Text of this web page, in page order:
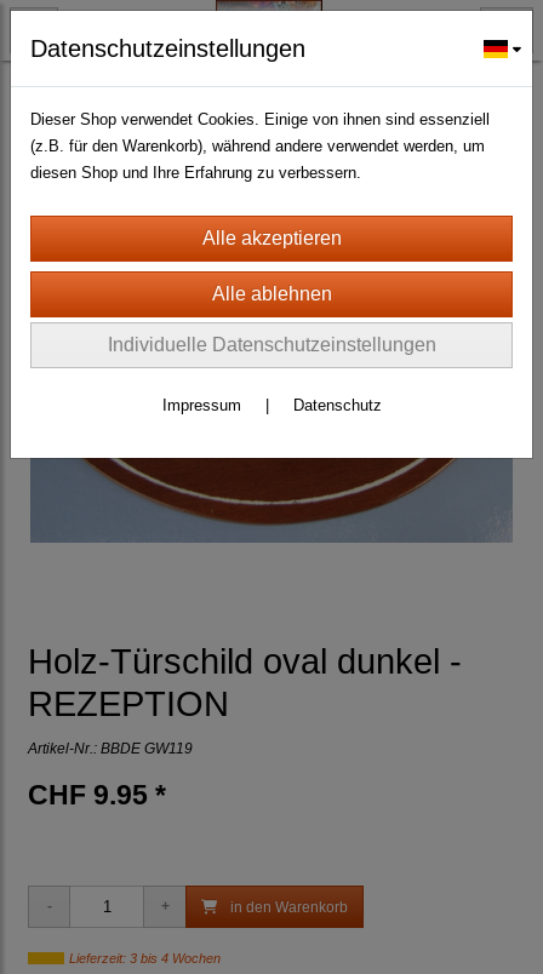
BLECH- + HOLZSCHILDER-MAGNETE
HOLZSCHILDER ALLER ART UND GRÖSSE(145)
Holz-Türschild oval dunkel -
REZEPTION
Artikel-Nr.: BBDE GW119
CHF 9.95 *
in den Warenkorb
Lieferzeit: 3 bis 4 Wochen
Datenschutzeinstellungen
Dieser Shop verwendet Cookies. Einige von ihnen sind essenziell
(z.B. für den Warenkorb), während andere verwendet werden, um
diesen Shop und Ihre Erfahrung zu verbessern.
Individuelle Datenschutzeinstellungen
Impressum Datenschutz